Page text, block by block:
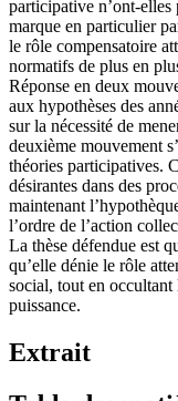
participative n’ont-elles
marque en particulier
le rôle compensatoire
normatifs de plus en
Réponse en deux
aux hypothèses des
sur la nécessité de
deuxième mouvement
théories participatives.
désirantes dans des
maintenant
l’ordre de l’action
La thèse défendue est
qu’elle dénie le rôle
social, tout en
puissance.
Extrait